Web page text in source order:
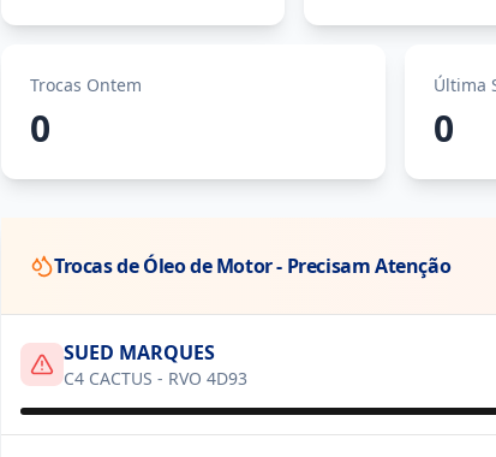
Trocas Ontem
0
Última
0
Trocas de Óleo de Motor - Precisam Atenção
SUED MARQUES
C4 CACTUS - RVO 4D93